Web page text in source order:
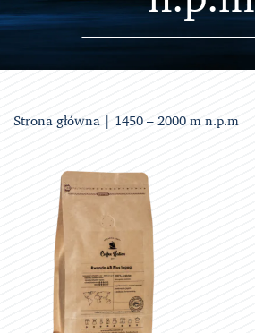
Strona główna | 1450 – 2000 m n.p.m